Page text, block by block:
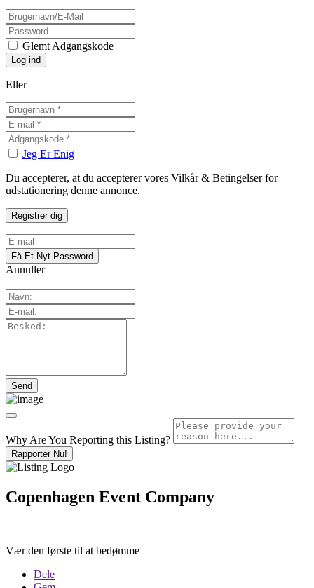
Glemt Adgangskode
Eller
Jeg Er Enig
Du accepterer, at du accepterer vores Vilkår & Betingelser for
udstationering denne annonce.
Annuller
Why Are You Reporting this Listing?
Rapporter Nu!
Copenhagen Event Company
Vær den første til at bedømme
Dele